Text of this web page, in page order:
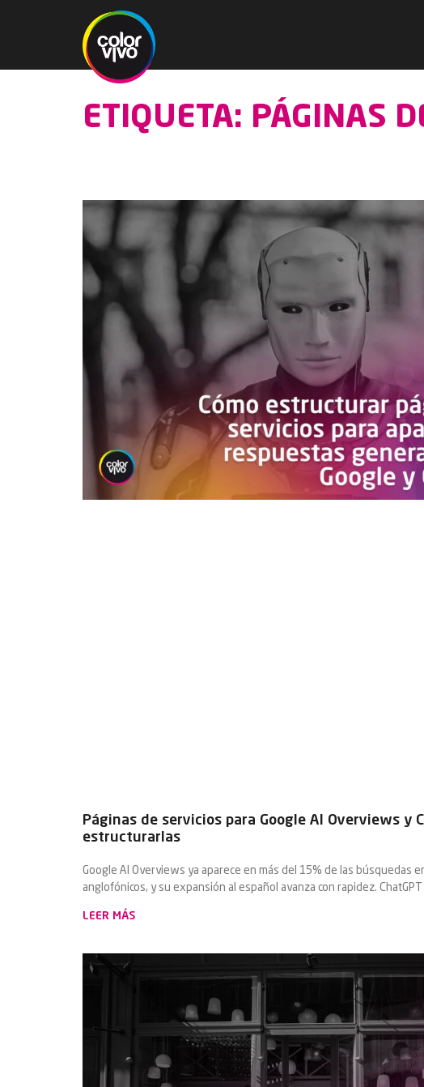
ETIQUETA: PÁGINAS
Páginas de servicios para Google AI Overviews y
estructurarlas
Google AI Overviews ya aparece en más del 15% de las búsquedas
anglofónicos, y su expansión al español avanza con rapidez. ChatGPT
LEER MÁS